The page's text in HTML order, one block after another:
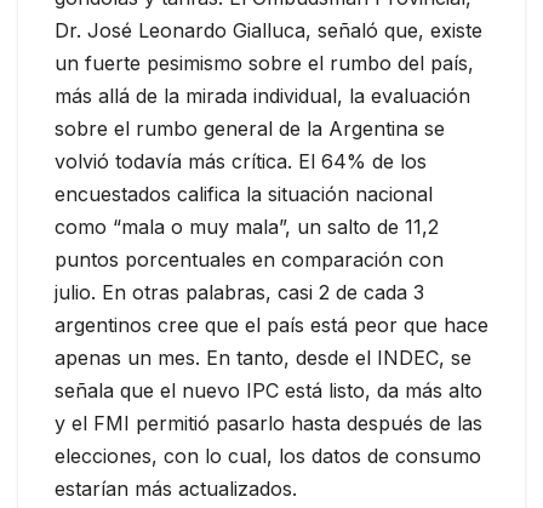
Dr. José Leonardo Gialluca, señaló que, existe
un fuerte pesimismo sobre el rumbo del país,
más allá de la mirada individual, la evaluación
sobre el rumbo general de la Argentina se
volvió todavía más crítica. El 64% de los
encuestados califica la situación nacional
como “mala o muy mala”, un salto de 11,2
puntos porcentuales en comparación con
julio. En otras palabras, casi 2 de cada 3
argentinos cree que el país está peor que hace
apenas un mes. En tanto, desde el INDEC, se
señala que el nuevo IPC está listo, da más alto
y el FMI permitió pasarlo hasta después de las
elecciones, con lo cual, los datos de consumo
estarían más actualizados.